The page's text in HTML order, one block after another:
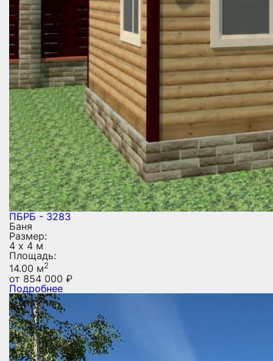
ПБРБ - 3283
Баня
Размер:
4 х 4 м
Площадь:
14.00 м2
от 854 000 ₽
Подробнее